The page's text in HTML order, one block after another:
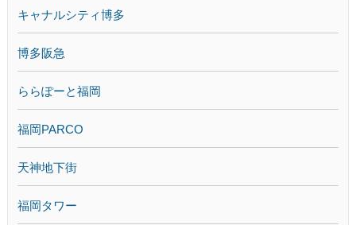
キャナルシティ博多
博多阪急
ららぽーと福岡
福岡PARCO
天神地下街
福岡タワー